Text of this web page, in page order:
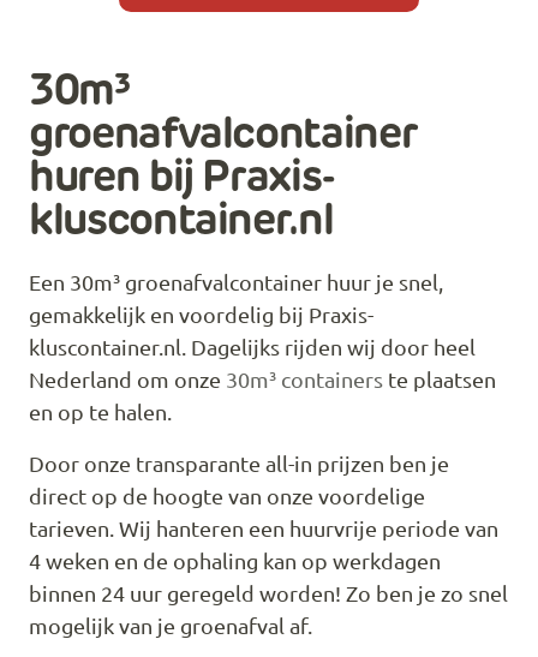
30m³
groenafvalcontainer
huren bij Praxis-
kluscontainer.nl
Een 30m³ groenafvalcontainer huur je snel,
gemakkelijk en voordelig bij Praxis-
kluscontainer.nl. Dagelijks rijden wij door heel
Nederland om onze 30m³ containers te plaatsen
en op te halen.
Door onze transparante all-in prijzen ben je
direct op de hoogte van onze voordelige
tarieven. Wij hanteren een huurvrije periode van
4 weken en de ophaling kan op werkdagen
binnen 24 uur geregeld worden! Zo ben je zo snel
mogelijk van je groenafval af.